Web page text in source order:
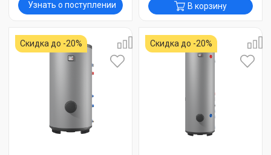
Узнать о поступлении В корзину
Скидка до -20% Скидка до -20%